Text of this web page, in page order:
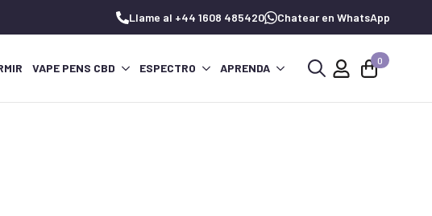
Llame al +44 1608 485420 Chatear en WhatsApp
VAPE PENS CBD ESPECTRO APRENDA
0